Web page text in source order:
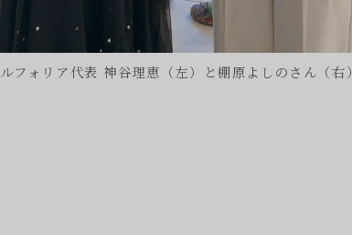
ルフォリア代表 神谷理恵（左）と棚原よしのさん（右）